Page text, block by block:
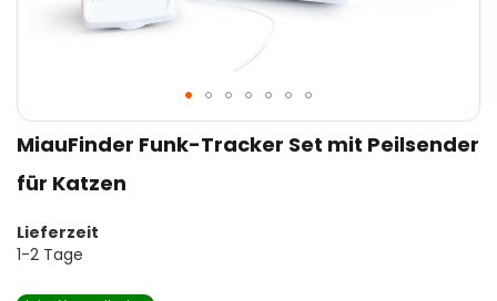
Zum
Anfang
Bildergalerie
MiauFinder Funk-Tracker Set mit Peilsender
für Katzen
Lieferzeit
1-2 Tage